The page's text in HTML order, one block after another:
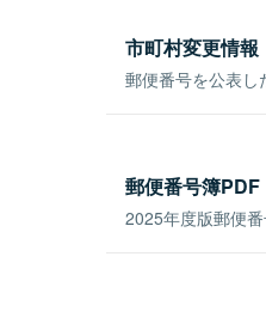
市町村変更情報
郵便番号を公表し
郵便番号簿PDF
2025年度版郵便